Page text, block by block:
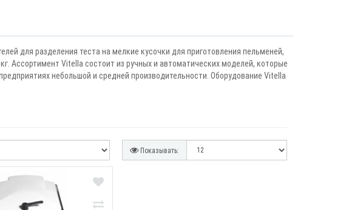
для разделения теста на мелкие кусочки для приготовления пельменей,
Ассортимент Vitella состоит из ручных и автоматических моделей, которые
небольшой и средней производительности. Оборудование Vitella
Показывать:
ПРОСМОТРЕТЬ